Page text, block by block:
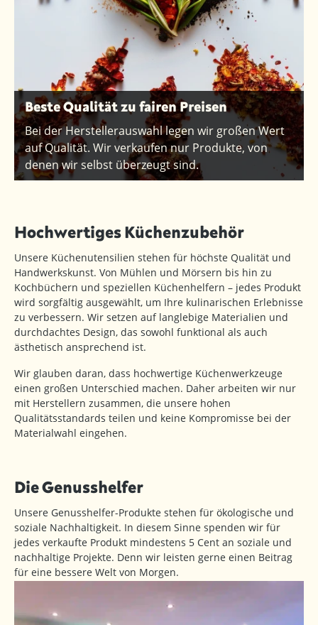
Beste Qualität zu fairen Preisen
Bei der Herstellerauswahl legen wir großen Wert
auf Qualität. Wir verkaufen nur Produkte, von
denen wir selbst überzeugt sind.
Hochwertiges Küchenzubehör
Unsere Küchenutensilien stehen für höchste Qualität und
Handwerkskunst. Von Mühlen und Mörsern bis hin zu
Kochbüchern und speziellen Küchenhelfern – jedes Produkt
wird sorgfältig ausgewählt, um Ihre kulinarischen Erlebnisse
zu verbessern. Wir setzen auf langlebige Materialien und
durchdachtes Design, das sowohl funktional als auch
ästhetisch ansprechend ist.
Wir glauben daran, dass hochwertige Küchenwerkzeuge
einen großen Unterschied machen. Daher arbeiten wir nur
mit Herstellern zusammen, die unsere hohen
Qualitätsstandards teilen und keine Kompromisse bei der
Materialwahl eingehen.
Die Genusshelfer
Unsere Genusshelfer-Produkte stehen für ökologische und
soziale Nachhaltigkeit. In diesem Sinne spenden wir für
jedes verkaufte Produkt mindestens 5 Cent an soziale und
nachhaltige Projekte. Denn wir leisten gerne einen Beitrag
für eine bessere Welt von Morgen.